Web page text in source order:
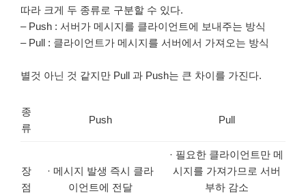
따라 크게 두 종류로 구분할 수 있다.
– Push : 서버가 메시지를 클라이언트에 보내주는 방식
– Pull : 클라이언트가 메시지를 서버에서 가져오는 방식
별것 아닌 것 같지만 Pull 과 Push는 큰 차이를 가진다.
종
류
Push Pull
장
점
· 메시지 발생 즉시 클라
이언트에 전달
· 필요한 클라이언트만 메
시지를 가져가므로 서버
부하 감소